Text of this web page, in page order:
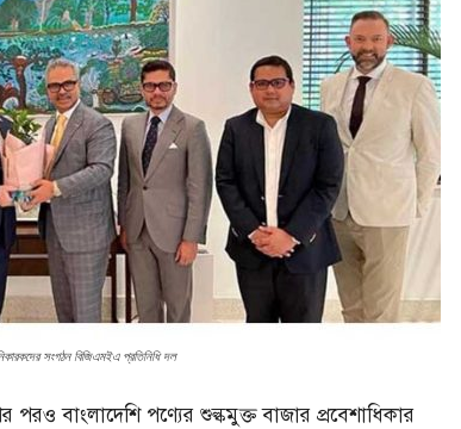
সংগঠন বিজিএমইএ প্রতিনিধি দল
পরও বাংলাদেশি পণ্যের শুল্কমুক্ত বাজার প্রবেশাধিকার